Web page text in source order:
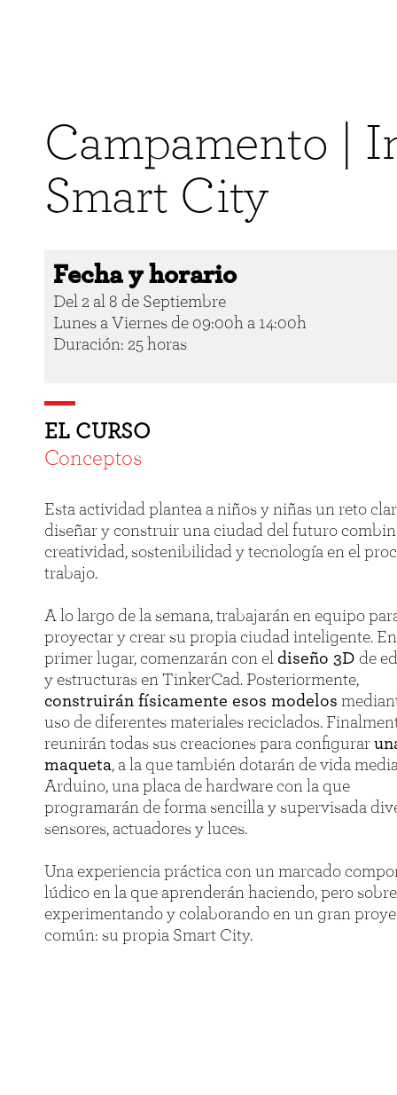
Campamento |
Smart City
Fecha y horario
Del 2 al 8 de Septiembre
Lunes a Viernes de 09:00h a 14:00h
Duración: 25 horas
EL CURSO
Conceptos
Esta actividad plantea a niños y niñas un reto
diseñar y construir una ciudad del futuro
creatividad, sostenibilidad y tecnología en el
trabajo.
A lo largo de la semana, trabajarán en equipo
proyectar y crear su propia ciudad inteligente. En
primer lugar, comenzarán con el diseño 3D de
y estructuras en TinkerCad. Posteriormente,
construirán físicamente esos modelos
uso de diferentes materiales reciclados.
reunirán todas sus creaciones para configurar
maqueta, a la que también dotarán de vida
Arduino, una placa de hardware con la que
programarán de forma sencilla y supervisada
sensores, actuadores y luces.
Una experiencia práctica con un marcado
lúdico en la que aprenderán haciendo, pero
experimentando y colaborando en un gran
común: su propia Smart City.